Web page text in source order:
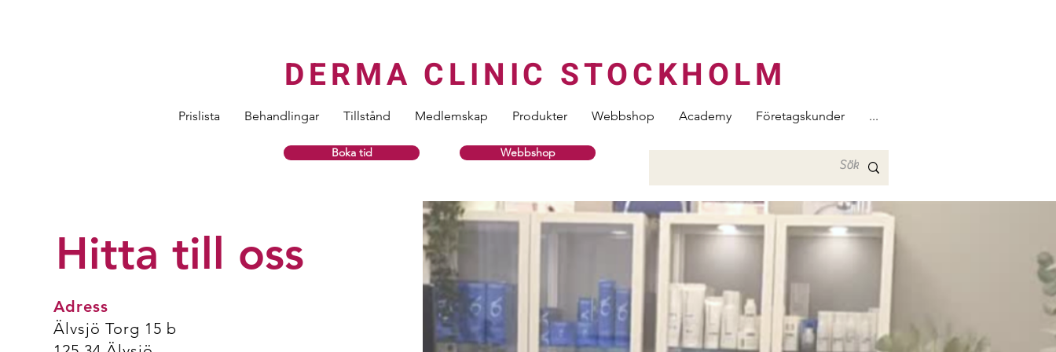
DERMA CLINIC STOCKHOLM
Prislista Behandlingar Tillstånd Medlemskap Produkter Webbshop Academy Företagskunder ...
Boka tid Webbshop
Hitta till oss
Adress
Älvsjö Torg 15 b